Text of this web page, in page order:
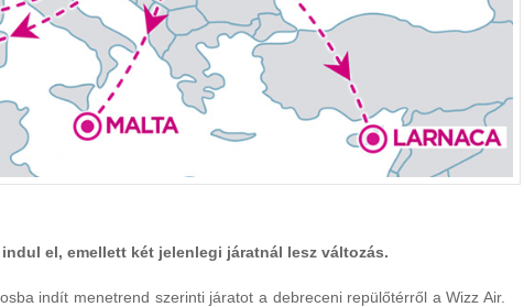
el, emellett két jelenlegi járatnál lesz változás.
indít menetrend szerinti járatot a debreceni repülőtérről a Wizz Air.